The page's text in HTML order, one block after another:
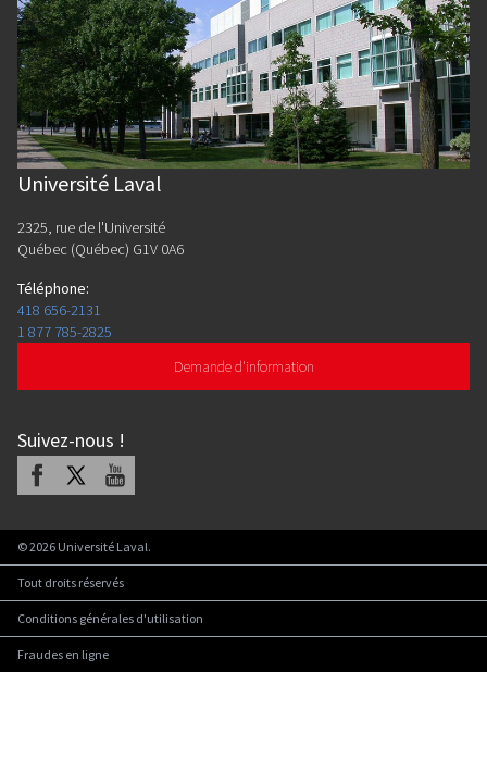
Université Laval
2325, rue de l'Université
Québec (Québec) G1V 0A6
Téléphone:
418 656-2131
1 877 785-2825
Demande d'information
Suivez-nous !
Facebook Youtube
©2026 Université Laval.
Tout droits réservés
Conditions générales d'utilisation
Fraudes en ligne